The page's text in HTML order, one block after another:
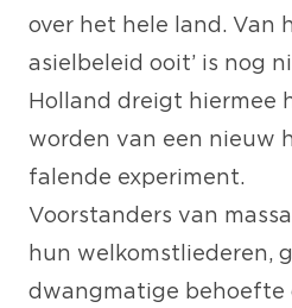
over het hele land. Van
asielbeleid ooit’ is nog
Holland dreigt hiermee
worden van een nieuw
falende experiment.
Voorstanders van
hun welkomstliederen,
dwangmatige behoefte